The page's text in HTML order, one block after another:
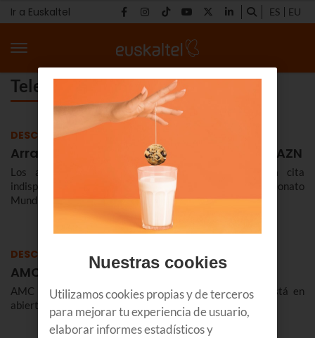
Ir a Euskaltel ES EU
Televisión - Página 8
DESCUBRE
Arranca el Mundial de Motociclismo en DAZN
Los aficionados a las motos tienen en marzo una cita
indispensable, ya que arranca MotoGP™, el Campeonato
Mundial de Motociclismo.
DESCUBRE
AMC, canal invitado en marzo
AMC es tu canal y en marzo, como canal invitado, está en
abierto para todos los clientes.
Nuestras cookies
Utilizamos cookies propias y de terceros
para mejorar tu experiencia de usuario,
elaborar informes estadísticos y